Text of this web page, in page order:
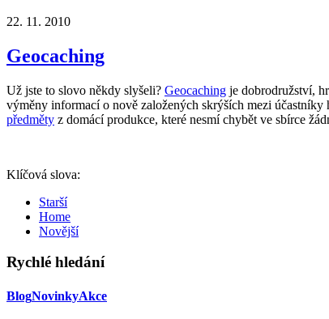
22. 11. 2010
Geocaching
Už jste to slovo někdy slyšeli? Geocaching je dobrodružství,
výměny informací o nově založených skrýších mezi
předměty z domácí produkce, které nesmí chybět ve sbírce
Klíčová slova:
Starší
Home
Novější
Rychlé hledání
BlogNovinkyAkce